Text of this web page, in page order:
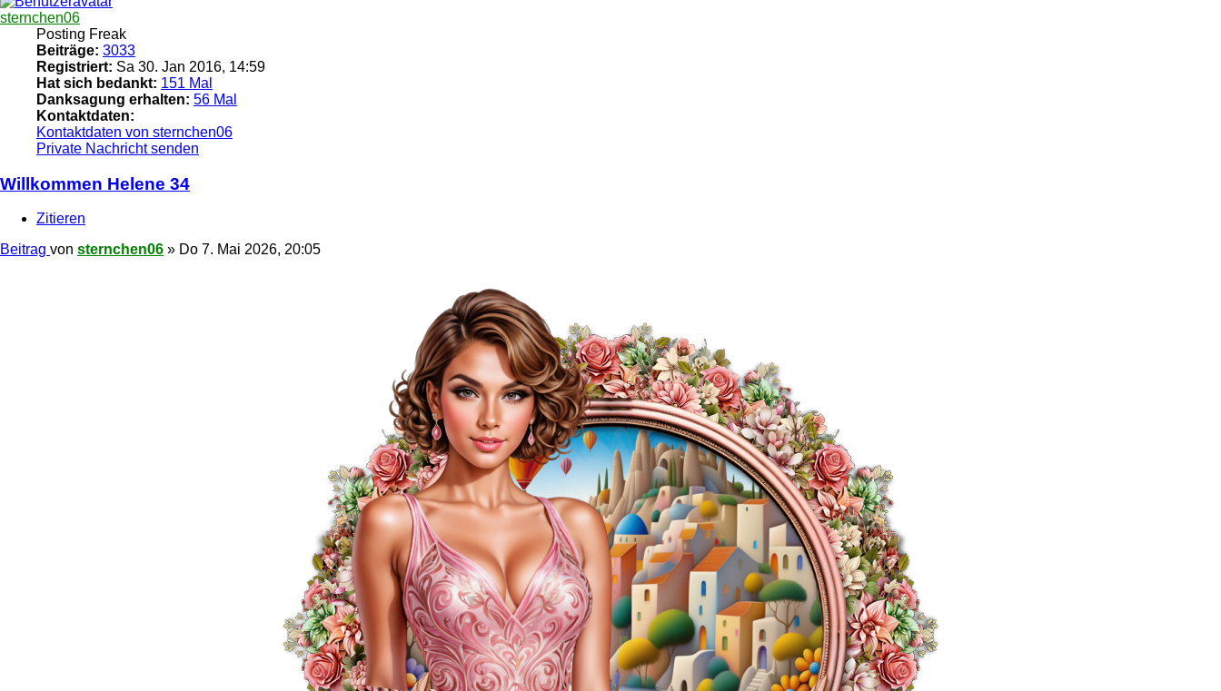
sternchen06
Posting Freak
Beiträge: 3033
Registriert: Sa 30. Jan 2016, 14:59
Hat sich bedankt: 151 Mal
Danksagung erhalten: 56 Mal
Kontaktdaten:
Kontaktdaten von sternchen06
Private Nachricht senden
Willkommen Helene 34
Zitieren
Beitrag von sternchen06 » Do 7. Mai 2026, 20:05